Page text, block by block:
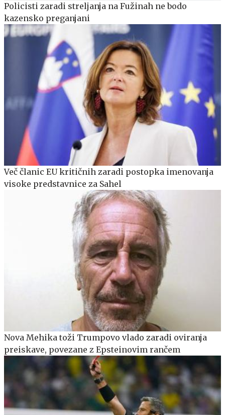
Policisti zaradi streljanja na Fužinah ne bodo
kazensko preganjani
Več članic EU kritičnih zaradi postopka imenovanja
visoke predstavnice za Sahel
Nova Mehika toži Trumpovo vlado zaradi oviranja
preiskave, povezane z Epsteinovim rančem